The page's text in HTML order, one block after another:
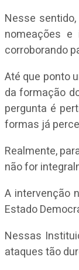
Nesse
nomeações e
corroborando
Até que ponto
da formação
pergunta é
formas já
Realmente,
não for
A intervenção
Estado
Nessas
ataques tão